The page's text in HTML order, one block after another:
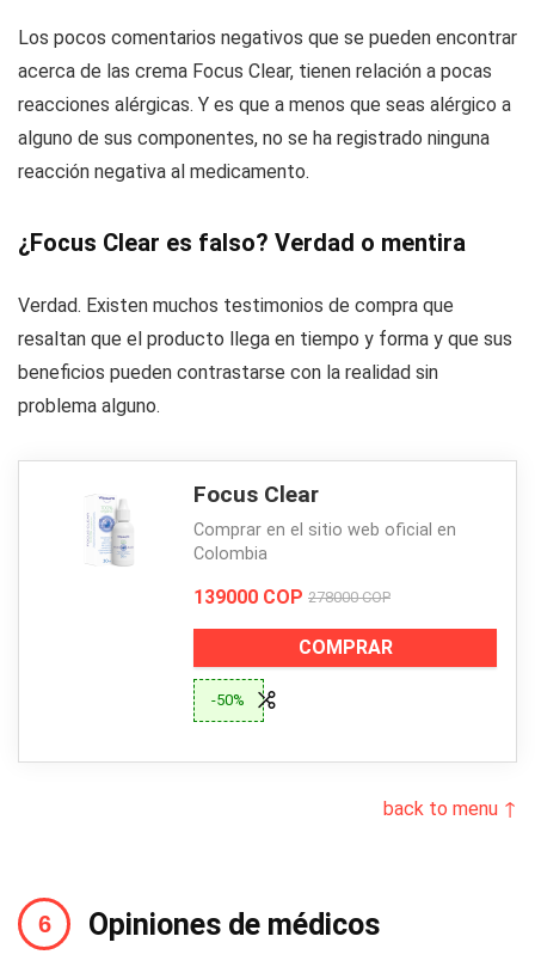
Los pocos comentarios negativos que se pueden encontrar
acerca de las crema Focus Clear, tienen relación a pocas
reacciones alérgicas. Y es que a menos que seas alérgico a
alguno de sus componentes, no se ha registrado ninguna
reacción negativa al medicamento.
¿Focus Clear es falso? Verdad o mentira
Verdad. Existen muchos testimonios de compra que
resaltan que el producto llega en tiempo y forma y que sus
beneficios pueden contrastarse con la realidad sin
problema alguno.
Focus Clear
Comprar en el sitio web oficial en
Colombia
139000 COP 278000 COP
COMPRAR
-50%
back to menu ↑
Opiniones de médicos